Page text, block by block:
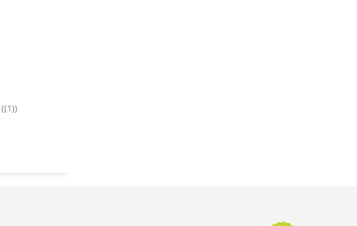
(1)